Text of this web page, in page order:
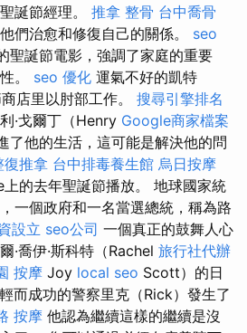
誕節經理。 推拿 整骨 台中喬骨
們治愈和修復自己的關係。 seo
聖誕節電影，強調了家庭的重要
。 seo 優化 運氣不好的凱特
店里以肘部工作。 搜尋引擎排名
·戈爾丁（Henry Google商家檔案
了他的生活，這可能是解決他的問
復推拿 台中排毒養生館 烏日按摩
的去年聖誕節播放。 地球國家統
一個政府和一名當選總統，稱為路
設立 seo公司 一個真正的鼓舞人心
·喬伊·斯科特（Rachel 旅行社代辦
按摩 Joy local seo Scott）的日
而成功的警察里克（Rick）發生了
按摩 他認為繼續這樣的繼續是沒